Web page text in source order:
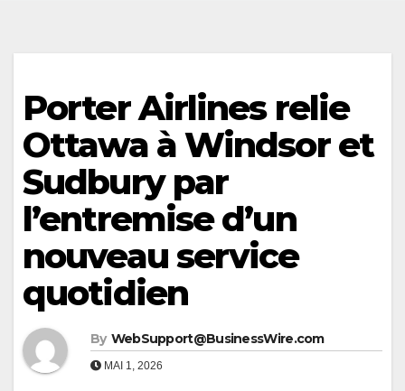
Porter Airlines relie
Ottawa à Windsor et
Sudbury par
l’entremise d’un
nouveau service
quotidien
By WebSupport@BusinessWire.com
MAI 1, 2026